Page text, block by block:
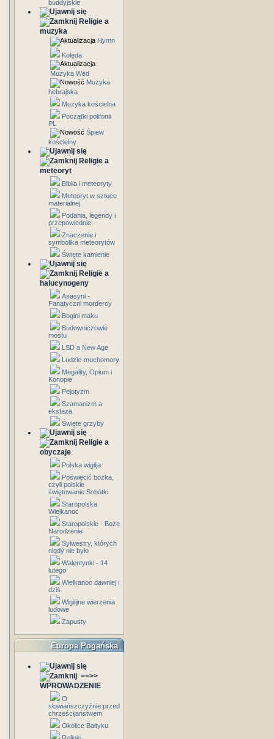
buddyjskie
Religie a
muzyka
Hymn
Kolęda
Muzyka Wed
Muzyka
hebrajska
Muzyka kościelna
Początki polifonii
PL
Śpiew
kościelny
Religie a
meteoryt
Biblia i meteoryty
Meteoryt w sztuce
materialnej
Podania, legendy i
przepowiednie
Znaczenie i
symbolika meteorytów
Święte kamienie
Religie a
halucynogeny
Asasyni -
Fanatyczni mordercy
Bogini maku
Budowniczowie
mostu
LSD a New Age
Ludzie-muchomory
Megality, Opium i
Konopie
Pejotyzm
Szamanizm a
ekstaza
Święte grzyby
Religie a
obyczaje
Polska wigilja
Poświęcić bożka,
czyli polskie
świętowanie Sobótki
Staropolska
Wielkanoc
Staropolskie - Boże
Narodzenie
Sylwestry, których
nigdy nie było
Walentynki - 14
lutego
Wielkanoc dawniej i
dziś
Wigilijne wierzenia
ludowe
Zapusty
Europa Pogańska
==>>
WPROWADZENIE
O
słowiańszczyźnie przed
chrześcijaństwem
Okolice Bałtyku